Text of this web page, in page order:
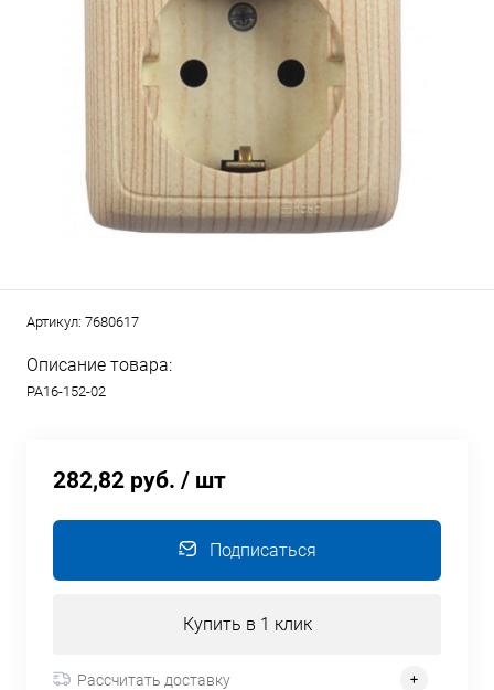
Артикул: 7680617
Описание товара:
РА16-152-02
282,82 руб. / шт
Подписаться
Купить в 1 клик
Рассчитать доставку